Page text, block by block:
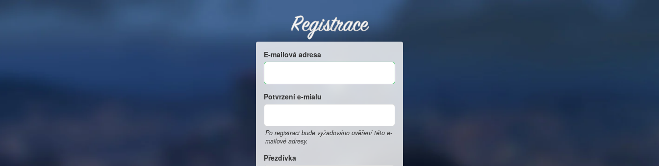
Registrace
E-mailová adresa
Potvrzení e-mialu
Po registraci bude vyžadováno ověření této e-
mailové adresy.
Přezdívka